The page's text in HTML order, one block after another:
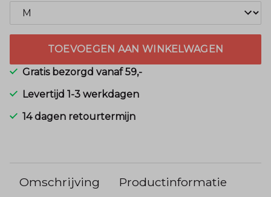
TOEVOEGEN AAN WINKELWAGEN
Gratis bezorgd vanaf 59,-
Levertijd 1-3 werkdagen
14 dagen retourtermijn
Omschrijving Productinformatie